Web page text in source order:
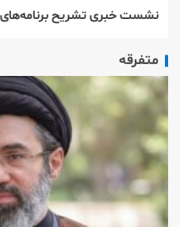
نشست خبری تشریح
متفرقه